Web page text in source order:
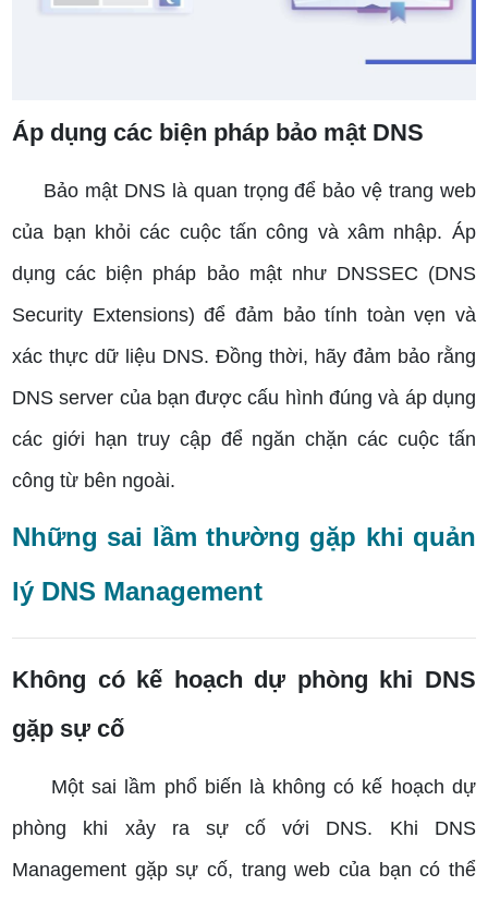
Áp dụng các biện pháp bảo mật DNS
Bảo mật DNS là quan trọng để bảo vệ trang web
của bạn khỏi các cuộc tấn công và xâm nhập. Áp
dụng các biện pháp bảo mật như DNSSEC (DNS
Security Extensions) để đảm bảo tính toàn vẹn và
xác thực dữ liệu DNS. Đồng thời, hãy đảm bảo rằng
DNS server của bạn được cấu hình đúng và áp dụng
các giới hạn truy cập để ngăn chặn các cuộc tấn
công từ bên ngoài.
Những sai lầm thường gặp khi quản
lý DNS Management
Không có kế hoạch dự phòng khi DNS
gặp sự cố
Một sai lầm phổ biến là không có kế hoạch dự
phòng khi xảy ra sự cố với DNS. Khi DNS
Management gặp sự cố, trang web của bạn có thể